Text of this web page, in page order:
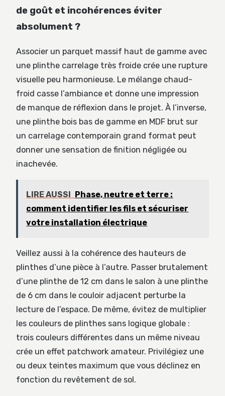
de goût et incohérences éviter
absolument ?
Associer un parquet massif haut de gamme avec
une plinthe carrelage très froide crée une rupture
visuelle peu harmonieuse. Le mélange chaud-
froid casse l’ambiance et donne une impression
de manque de réflexion dans le projet. À l’inverse,
une plinthe bois bas de gamme en MDF brut sur
un carrelage contemporain grand format peut
donner une sensation de finition négligée ou
inachevée.
LIRE AUSSI Phase, neutre et terre :
comment identifier les fils et sécuriser
votre installation électrique
Veillez aussi à la cohérence des hauteurs de
plinthes d’une pièce à l’autre. Passer brutalement
d’une plinthe de 12 cm dans le salon à une plinthe
de 6 cm dans le couloir adjacent perturbe la
lecture de l’espace. De même, évitez de multiplier
les couleurs de plinthes sans logique globale :
trois couleurs différentes dans un même niveau
crée un effet patchwork amateur. Privilégiez une
ou deux teintes maximum que vous déclinez en
fonction du revêtement de sol.